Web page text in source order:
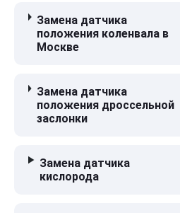
Замена датчика
положения коленвала в
Москве
Замена датчика
положения дроссельной
заслонки
Замена датчика
кислорода